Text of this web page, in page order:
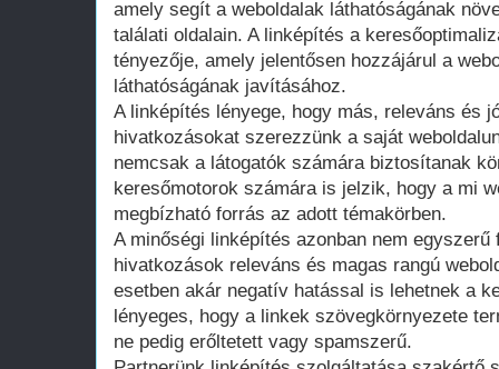
amely segít a weboldalak láthatóságának
találati oldalain. A linképítés a
tényezője, amely jelentősen hozzájárul a
láthatóságának javításához.
A linképítés lényege, hogy más, releváns és
hivatkozásokat szerezzünk a saját
nemcsak a látogatók számára biztosítanak
keresőmotorok számára is jelzik, hogy a mi
megbízható forrás az adott témakörben.
A minőségi linképítés azonban nem egyszerű
hivatkozások releváns és magas rangú
esetben akár negatív hatással is lehetnek a
lényeges, hogy a linkek szövegkörnyezete
ne pedig erőltetett vagy spamszerű.